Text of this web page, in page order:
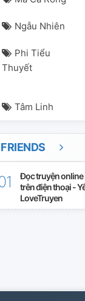
Ngẫu Nhiên
Phi Tiểu
Thuyết
Tâm Linh
FRIENDS
Đọc truyện
trên điện thoại -
LoveTruyen